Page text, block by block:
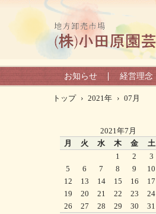
お知らせ 経営理念
トップ › 2021年 › 07月
2021年7月
月
火 水 木 金 土
1 2 3
5
6 7 8 9 10
12
13 14 15 16 17
19
20 21 22 23 24
26
27 28 29 30 31